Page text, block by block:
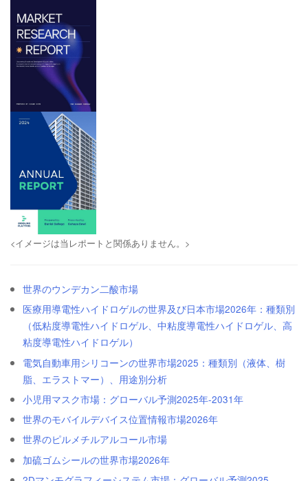
<イメージは当レポートと関係ありません。>
世界のウンデカン二酸市場
医療用導電性ハイドロゲルの世界及び日本市場2026年：種類別
（低粘度導電性ハイドロゲル、中粘度導電性ハイドロゲル、高
粘度導電性ハイドロゲル）
電気自動車用シリコーンの世界市場2025：種類別（液体、樹
脂、エラストマー）、用途別分析
小児用マスク市場：グローバル予測2025年-2031年
世界のモバイルデバイス位置情報市場2026年
世界のピルメチルアルコール市場
加硫ゴムシールの世界市場2026年